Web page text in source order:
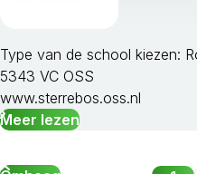
Type van de school kiezen:
5343 VC OSS
www.sterrebos.oss.nl
Meer lezen